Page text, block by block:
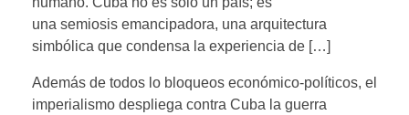
una semiosis emancipadora, una arquitectura
simbólica que condensa la experiencia de […]
Además de todos lo bloqueos económico-políticos, el
imperialismo despliega contra Cuba la guerra